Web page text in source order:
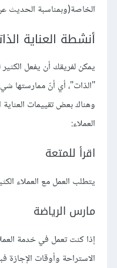
الخاصة(وبمناسبة الحديث
أنشطة العناية
يمكن لفريقك أن يفعل الكثير
"الذات"، أي أنّ ممارستها
وهناك بعض تقييمات العناية
العملاء:
اقرأ للمتعة
يتطلب العمل مع العملاء
مارس الرياضة
إذا كنت تعمل في خدمة
الاستراحة وأوقات